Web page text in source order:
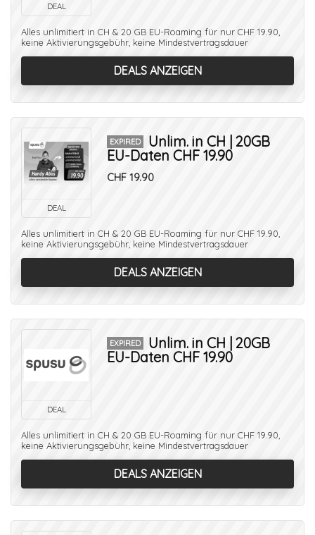
DEAL
Alles unlimitiert in CH & 20 GB EU-Roaming für nur CHF 19.90,
keine Aktivierungsgebühr, keine Mindestvertragsdauer
DEALS ANZEIGEN
DEAL
EXPIRED
Unlim. in CH | 20GB
EU-Daten CHF 19.90
CHF 19.90
Alles unlimitiert in CH & 20 GB EU-Roaming für nur CHF 19.90,
keine Aktivierungsgebühr, keine Mindestvertragsdauer
DEALS ANZEIGEN
DEAL
EXPIRED
Unlim. in CH | 20GB
EU-Daten CHF 19.90
Alles unlimitiert in CH & 20 GB EU-Roaming für nur CHF 19.90,
keine Aktivierungsgebühr, keine Mindestvertragsdauer
DEALS ANZEIGEN